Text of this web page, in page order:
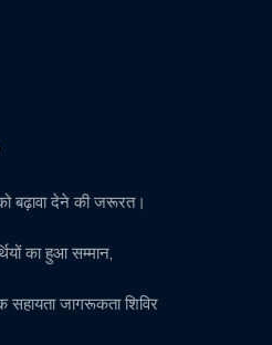
बढ़ावा देने की जरूरत।
का हुआ सम्मान,
जागरूकता शिविर